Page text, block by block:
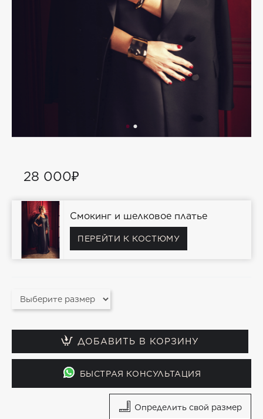
Определить свой размер
28 000₽
Смокинг и шелковое платье
ПЕРЕЙТИ К КОСТЮМУ
ДОБАВИТЬ В КОРЗИНУ
БЫСТРАЯ КОНСУЛЬТАЦИЯ